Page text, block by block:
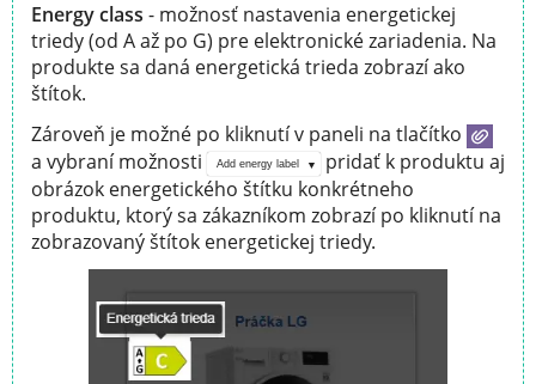
Energy class - možnosť nastavenia energetickej
triedy (od A až po G) pre elektronické zariadenia. Na
produkte sa daná energetická trieda zobrazí ako
štítok.
Zároveň je možné po kliknutí v paneli na tlačítko
a vybraní možnosti
Add energy label
pridať k produktu aj
obrázok energetického štítku konkrétneho
produktu, ktorý sa zákazníkom zobrazí po kliknutí na
zobrazovaný štítok energetickej triedy.